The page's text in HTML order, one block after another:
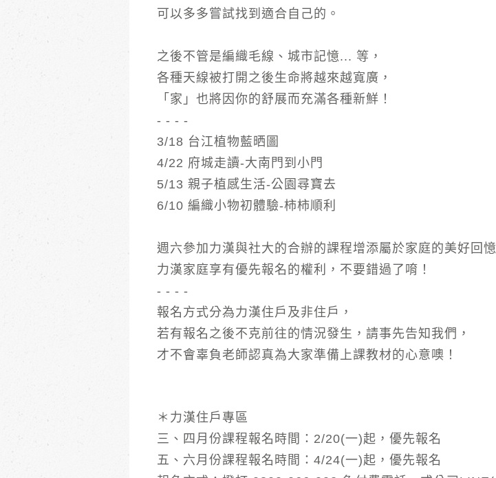
可以多多嘗試找到適合自己的。
之後不管是編織毛線、城市記憶... 等，
各種天線被打開之後生命將越來越寬廣，
「家」也將因你的舒展而充滿各種新鮮！
- - - -
3/18 台江植物藍晒圖
4/22 府城走讀-大南門到小門
5/13 親子植感生活-公園尋寶去
6/10 編織小物初體驗-柿柿順利
週六參加力漢與社大的合辦的課程增添屬於家庭的美好回憶
力漢家庭享有優先報名的權利，不要錯過了唷！
- - - -
報名方式分為力漢住戶及非住戶，
若有報名之後不克前往的情況發生，請事先告知我們，
才不會辜負老師認真為大家準備上課教材的心意噢！
＊力漢住戶專區
三、四月份課程報名時間：2/20(一)起，優先報名
五、六月份課程報名時間：4/24(一)起，優先報名